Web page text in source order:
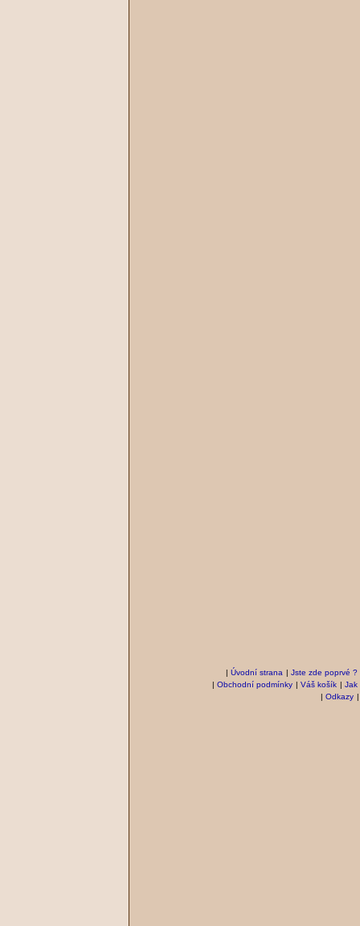
| Úvodní strana | Jste zde poprvé ?
| Obchodní podmínky | Váš košík | Jak
| Odkazy